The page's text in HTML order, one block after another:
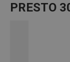
PRESTO